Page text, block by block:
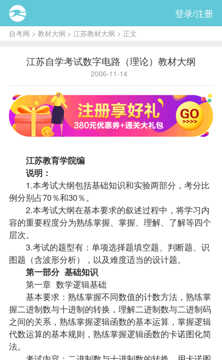
登录/注册
自考网 > 教材大纲 > 江苏教材大纲 > 正文
江苏自学考试数字电路（理论）教材大纲
2006-11-14
江苏教育学院编
说明：
1.本考试大纲包括基础知识和实验两部分，考分比
例分别占70％和30％。
2.本考试大纲在基本要求的叙述过程中，将学习内
容的重要程度分为熟练掌握、掌握、理解、了解等四个
层次。
3.考试的题型有：单项选择题填空题、判断题、识
图题（含波形分析），以及难度适当的设计题。
第一部分 基础知识
第一章 数学逻辑基础
基本要求：熟练掌握不同数值的计数方法，熟练掌
握二进制数与十进制的转换，理解二进制数与二进制码
之间的关系，熟练掌握逻辑函数的基本运算，掌握逻辑
代数运算的基本规则，熟练掌握逻辑函数的卡诺图化简
法。